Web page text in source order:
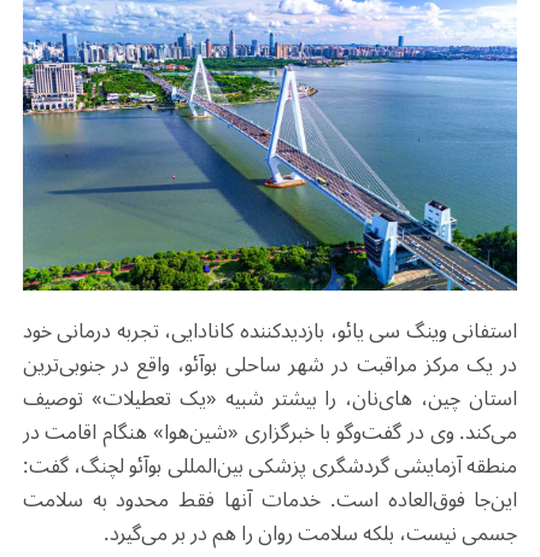
استفانی وینگ سی یائو، بازدیدکننده کانادایی، تجربه درمانی خود
در یک مرکز مراقبت در شهر ساحلی بوآئو، واقع در جنوبی‌ترین
استان چین، های‌نان، را بیشتر شبیه «یک تعطیلات» توصیف
می‌کند. وی در گفت‌وگو با خبرگزاری «شین‌هوا» هنگام اقامت در
منطقه آزمایشی گردشگری پزشکی بین‌المللی بوآئو لچنگ، گفت:
این‌جا فوق‌العاده است. خدمات آنها فقط محدود به سلامت
جسمی نیست، بلکه سلامت روان را هم در بر می‌گیرد.